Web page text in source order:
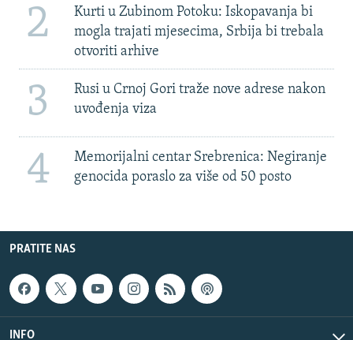
2
Kurti u Zubinom Potoku: Iskopavanja bi
mogla trajati mjesecima, Srbija bi trebala
otvoriti arhive
3
Rusi u Crnoj Gori traže nove adrese nakon
uvođenja viza
4
Memorijalni centar Srebrenica: Negiranje
genocida poraslo za više od 50 posto
PRATITE NAS
INFO